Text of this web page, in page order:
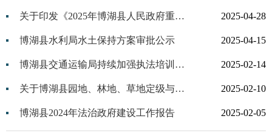
2025-04-28
关于印发《2025年博湖县人民政府重大行政决策事项目录》的通知
2025-04-15
博湖县水利局水土保持方案审批公示
2025-02-14
博湖县交通运输局持续加强执法培训全面提升执法队伍素质
2025-02-10
关于博湖县园地、林地、草地定级与基准地价成果听证会的公告
2025-02-05
博湖县2024年法治政府建设工作报告